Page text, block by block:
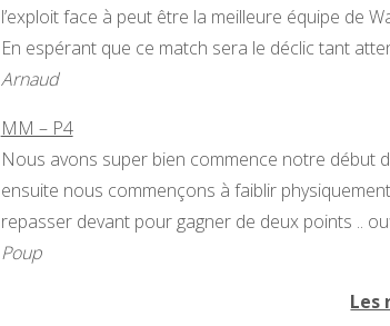
l’exploit face à peut être la meilleure équipe de
En espérant que ce match sera le déclic tant
Arnaud
MM – P4
Nous avons super bien commence notre début
ensuite nous commençons à faiblir
repasser devant pour gagner de deux points ..
Poup
Les